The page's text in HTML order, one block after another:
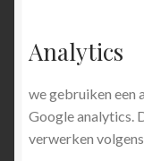
Analytics
we gebruiken een
Google analytics.
verwerken